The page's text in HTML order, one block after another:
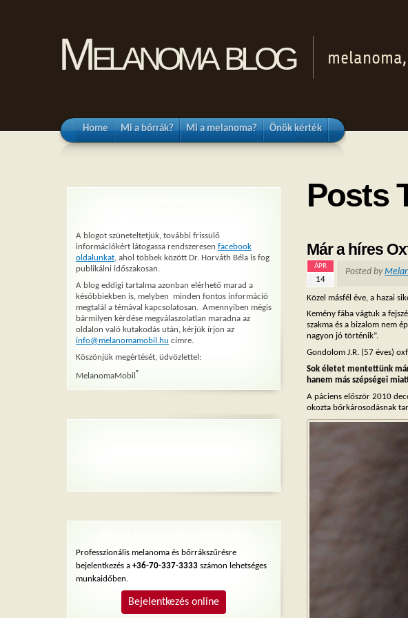
Melanoma blog
Home Mi a bőrrák? Mi a melanoma? Önök kérték
Posts
Már a híres
ÁPR
14
Posted by
Közel másfél éve, a hazai
Kemény fába vágtuk a
szakma és a bizalom nem
nagyon jó történik”.
Gondolom J.R. (57 éves)
Sok életet mentettünk
hanem más szépségei
A páciens először 2010
okozta bőrkárosodásnak
A blogot szüneteltetjük, további frissülő
információkért látogassa rendszeresen facebook
oldalunkat, ahol többek között Dr. Horváth Béla is fog
publikálni időszakosan.
A blog eddigi tartalma azonban elérhető marad a
későbbiekben is, melyben minden fontos információ
megtalál a témával kapcsolatosan. Amennyiben mégis
bármilyen kérdése megválaszolatlan maradna az
oldalon való kutakodás után, kérjük írjon az
info@melanomamobil.hu címre.
Köszönjük megértését, üdvözlettel:
MelanomaMobil®
Professzionális melanoma és bőrrákszűrésre
bejelentkezés a +36-70-337-3333 számon lehetséges
munkaidőben.
Bejelentkezés online